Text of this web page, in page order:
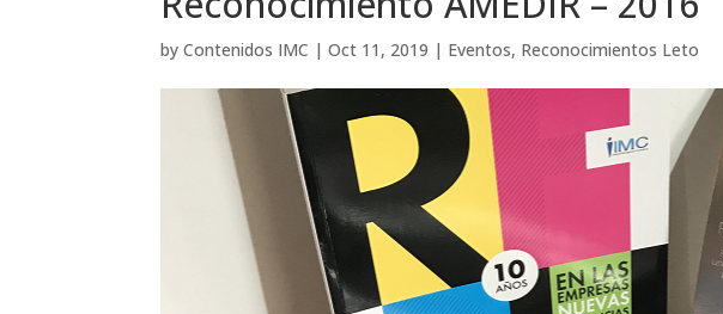
byContenidos IMC |Oct 11, 2019 | Eventos, Reconocimientos Leto